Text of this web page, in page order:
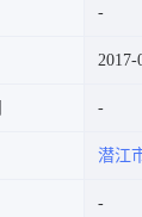
2017-
潜江